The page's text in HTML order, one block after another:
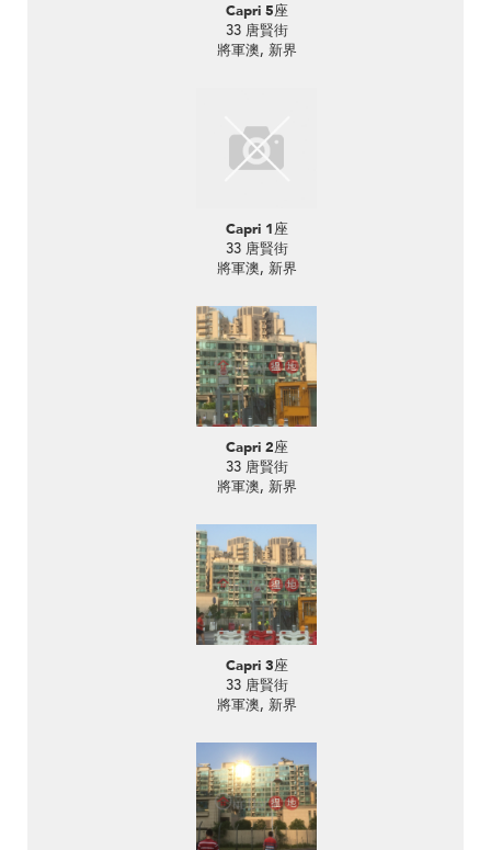
Capri 5座
33 唐賢街
將軍澳, 新界
Capri 1座
33 唐賢街
將軍澳, 新界
Capri 2座
33 唐賢街
將軍澳, 新界
Capri 3座
33 唐賢街
將軍澳, 新界